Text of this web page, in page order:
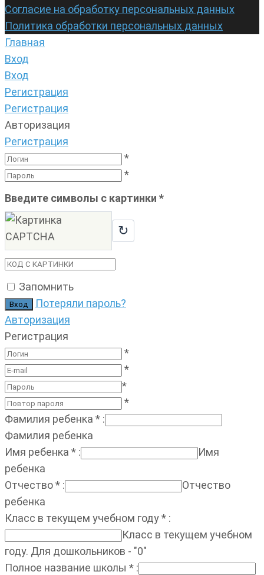
Согласие на обработку персональных данных
Политика обработки персональных данных
Главная
Вход
Вход
Регистрация
Регистрация
Авторизация
Регистрация
*
*
Введите символы с картинки *
↻
Запомнить
Потеряли пароль?
Авторизация
Регистрация
*
*
*
*
Фамилия ребенка * :
Фамилия ребенка
Имя ребенка * :
Имя
ребенка
Отчество* :
Отчество
ребенка
Класс в текущем учебном году* :
Класс в текущем учебном
году. Для дошкольников - "0"
Полное название школы * :